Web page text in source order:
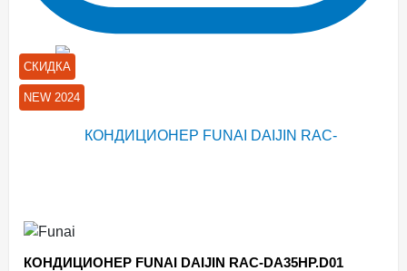
СКИДКА
NEW 2024
КОНДИЦИОНЕР FUNAI DAIJIN RAC-DA35HP.D01